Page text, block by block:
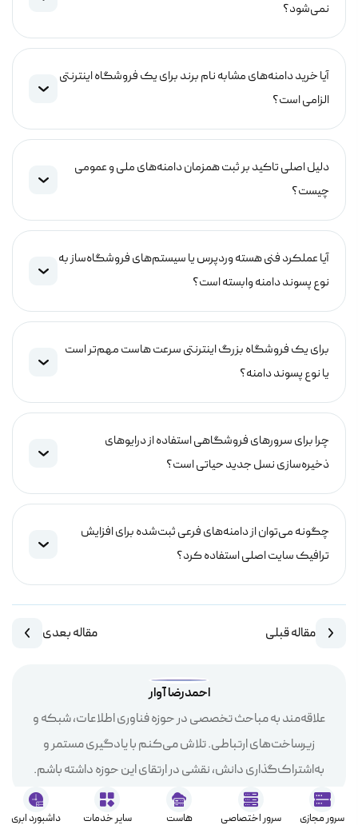
نمی‌شود؟
آیا خرید دامنه‌های مشابه نام برند برای یک فروشگاه اینترنتی
الزامی است؟
دلیل اصلی تاکید بر ثبت همزمان دامنه‌های ملی و عمومی
چیست؟
آیا عملکرد فنی هسته وردپرس یا سیستم‌های فروشگاه‌ساز به
نوع پسوند دامنه وابسته است؟
برای یک فروشگاه بزرگ اینترنتی سرعت هاست مهم‌تر است
یا نوع پسوند دامنه؟
چرا برای سرورهای فروشگاهی استفاده از درایوهای
ذخیره‌سازی نسل جدید حیاتی است؟
چگونه می‌توان از دامنه‌های فرعی ثبت‌شده برای افزایش
ترافیک سایت اصلی استفاده کرد؟
مقاله قبلی مقاله بعدی
احمدرضا آوار
علاقه‌مند به مباحث تخصصی در حوزه فناوری اطلاعات، شبکه و
زیرساخت‌های ارتباطی. تلاش می‌کنم با یادگیری مستمر و
به‌اشتراک‌گذاری دانش، نقشی در ارتقای این حوزه داشته باشم.
سرور مجازی سرور اختصاصی هاست سایر خدمات داشبورد ابری